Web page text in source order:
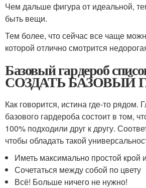
Чем дальше фигура от идеальной,
быть вещи.
Тем более, что сейчас все чаще
которой отлично смотрится
Базовый гардероб
СОЗДАТЬ БАЗОВЫЙ
Как говорится, истина где-то рядом.
базового гардероба состоит в том,
100% подходили друг к другу.
чтобы обладать такой
Иметь максимально простой крой
Сочетаться между собой по цвету
Всё! Больше ничего не нужно!